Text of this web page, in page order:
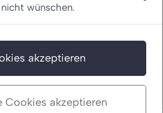
wünschen.
akzeptieren
Cookies akzeptieren